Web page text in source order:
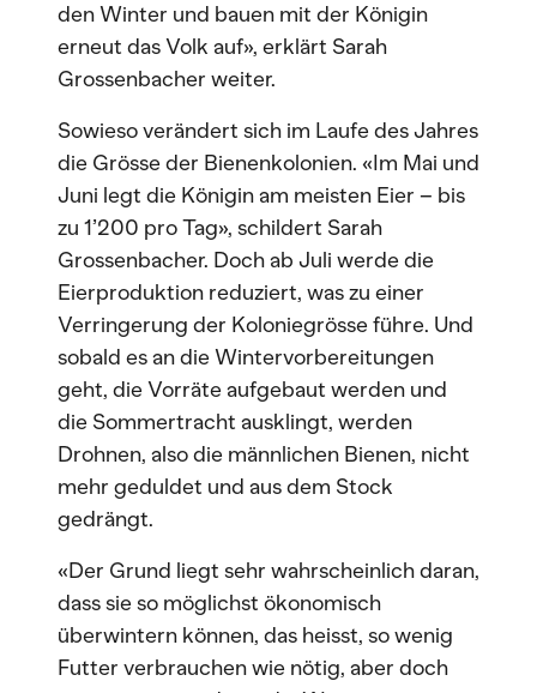
den Winter und bauen mit der Königin
erneut das Volk auf», erklärt Sarah
Grossenbacher weiter.
Sowieso verändert sich im Laufe des Jahres
die Grösse der Bienenkolonien. «Im Mai und
Juni legt die Königin am meisten Eier – bis
zu 1’200 pro Tag», schildert Sarah
Grossenbacher. Doch ab Juli werde die
Eierproduktion reduziert, was zu einer
Verringerung der Koloniegrösse führe. Und
sobald es an die Wintervorbereitungen
geht, die Vorräte aufgebaut werden und
die Sommertracht ausklingt, werden
Drohnen, also die männlichen Bienen, nicht
mehr geduldet und aus dem Stock
gedrängt.
«Der Grund liegt sehr wahrscheinlich daran,
dass sie so möglichst ökonomisch
überwintern können, das heisst, so wenig
Futter verbrauchen wie nötig, aber doch